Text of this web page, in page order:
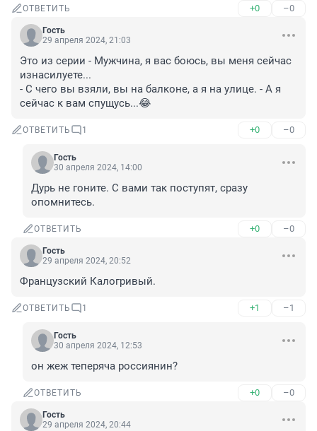
ОТВЕТИТЬ +0 –0
Гость
29 апреля 2024, 21:03
Это из серии - Мужчина, я вас боюсь, вы меня сейчас
изнасилуете...
- С чего вы взяли, вы на балконе, а я на улице. - А я
сейчас к вам спущусь...😂
ОТВЕТИТЬ 1 +0 –0
Гость
30 апреля 2024, 14:00
Дурь не гоните. С вами так поступят, сразу
опомнитесь.
ОТВЕТИТЬ +0 –0
Гость
29 апреля 2024, 20:52
Французский Калогривый.
ОТВЕТИТЬ 1 +1 –1
Гость
30 апреля 2024, 12:53
он жеж теперяча россиянин?
ОТВЕТИТЬ +0 –0
Гость
29 апреля 2024, 20:44